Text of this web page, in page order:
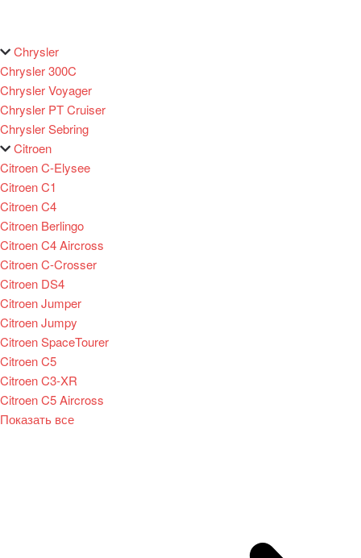
Chrysler
Chrysler 300C
Chrysler Voyager
Chrysler PT Cruiser
Chrysler Sebring
Citroen
Citroen C-Elysee
Citroen C1
Citroen C4
Citroen Berlingo
Citroen C4 Aircross
Citroen C-Crosser
Citroen DS4
Citroen Jumper
Citroen Jumpy
Citroen SpaceTourer
Citroen C5
Citroen C3-XR
Citroen C5 Aircross
Показать все